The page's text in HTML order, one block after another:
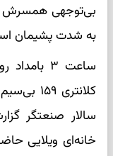
بی‌توجهی همسرش
به شدت پشیمان
سالار صنعتگر
خانه‌ای ویلایی